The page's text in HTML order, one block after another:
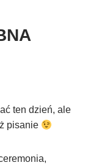
ten dzień, ale
pisanie